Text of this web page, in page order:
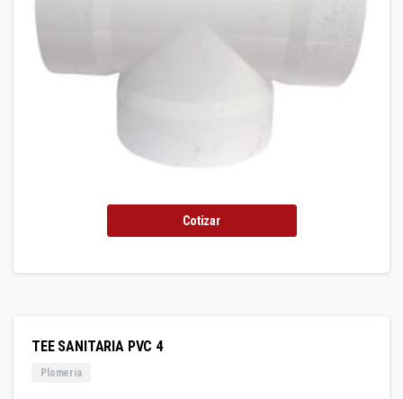
Cotizar
TEE SANITARIA PVC 4
Plomeria